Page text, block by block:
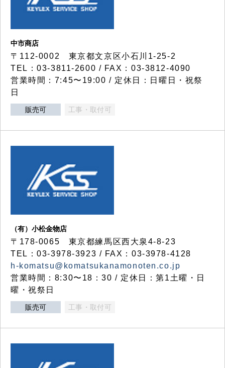
中市商店
〒112-0002 東京都文京区小石川1-25-2
TEL：03-3811-2600 / FAX：03-3812-4090
営業時間：7:45〜19:00 / 定休日：日曜日・祝祭
日
販売可 工事・取付可
（有）小松金物店
〒178-0065 東京都練馬区西大泉4-8-23
TEL：03-3978-3923 / FAX：03-3978-4128
h-komatsu@komatsukanamonoten.co.jp
営業時間：8:30〜18：30 / 定休日：第1土曜・日
曜・祝祭日
販売可 工事・取付可